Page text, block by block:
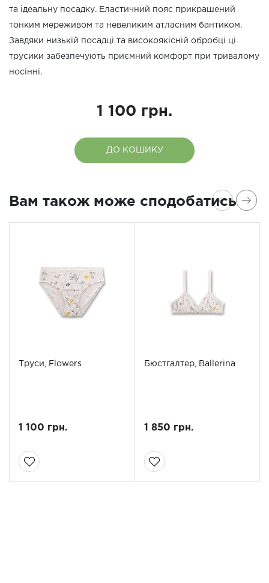
та ідеальну посадку. Еластичний пояс прикрашений
тонким мереживом та невеликим атласним бантиком.
Завдяки низькій посадці та високоякісній обробці ці
трусики забезпечують приємний комфорт при тривалому
носінні.
1 100 грн.
ДО КОШИКУ
Вам також може сподобатись
Труси, Flowers
1 100 грн.
Бюстгалтер, Ballerina
1 850 грн.